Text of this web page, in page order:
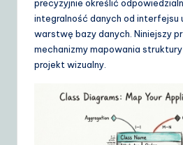
o
A
precyzyjnie określić
integralność danych od interfejsu
warstwę bazy danych. Niniejszy
mechanizmy mapowania
projekt wizualny.